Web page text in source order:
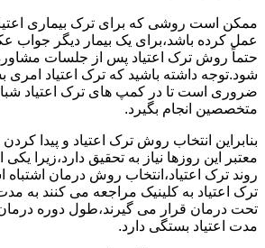
ممکن است روشی که برای ترک بیماری
عمل کرده باشد،برای یک بیمار دیگر جواب
حتماً روش ترک اعتیاد پس از جلسات
شود.توجه داشته باشید که ترک اعتیاد
ضروری است تا در کمپ های ترک اعتیاد
متخصصین انجام بگیرد.
بنابراین انتخاب روش ترک اعتیاد و پیدا
معتبر این روزها نیاز به تحقیق دارد،زیرا
روند ترک اعتیاد،انتخاب روش درمان اشتباه
ترک اعتیاد به کلینیک مراجعه می کنند به
تحت درمان قرار می گیرند،طول دوره
مدت اعتیاد بستگی دارد.